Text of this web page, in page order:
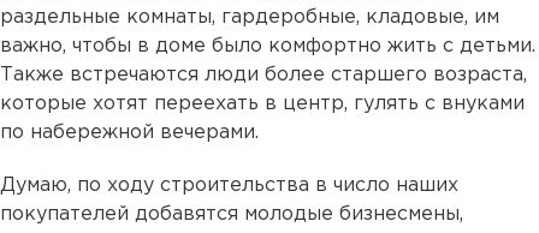
раздельные комнаты, гардеробные, кладовые, им
важно, чтобы в доме было комфортно жить с детьми.
Также встречаются люди более старшего возраста,
которые хотят переехать в центр, гулять с внуками
по набережной вечерами.
Думаю, по ходу строительства в число наших
покупателей добавятся молодые бизнесмены,